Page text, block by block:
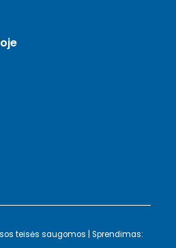
teisės saugomos | Sprendimas: